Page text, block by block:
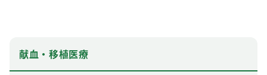
献血・移植医療